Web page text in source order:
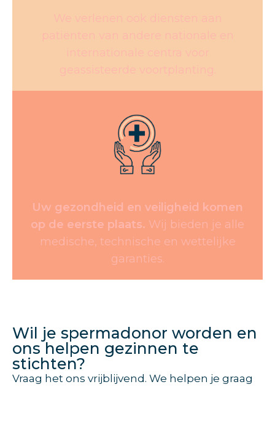
We verlenen ook diensten aan
patiënten van andere nationale en
internationale centra voor
geassisteerde voortplanting.
Uw gezondheid en veiligheid komen
op de eerste plaats. Wij bieden je alle
medische, technische en wettelijke
garanties.
Wil je spermadonor worden en
ons helpen gezinnen te
stichten?
Vraag het ons vrijblijvend. We helpen je graag